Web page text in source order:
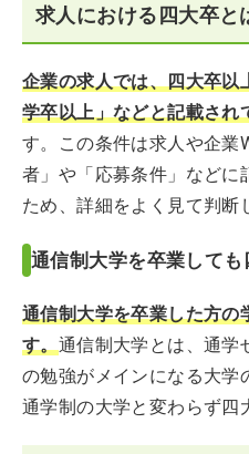
求人における四大卒と
企業の求人では、四大卒以
学卒以上」などと記載され
す。この条件は求人や企業
者」や「応募条件」などに
ため、詳細をよく見て判断
通信制大学を卒業して
通信制大学を卒業した方の
す。通信制大学とは、通学
の勉強がメインになる大学
通学制の大学と変わらず四